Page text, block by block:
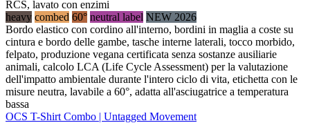
RCS, lavato con enzimi
heavy combed 60° neutral label NEW 2026
Bordo elastico con cordino all'interno, bordini in maglia a coste su
cintura e bordo delle gambe, tasche interne laterali, tocco morbido,
felpato, produzione vegana certificata senza sostanze ausiliarie
animali, calcolo LCA (Life Cycle Assessment) per la valutazione
dell'impatto ambientale durante l'intero ciclo di vita, etichetta con le
misure neutra, lavabile a 60°, adatta all'asciugatrice a temperatura
bassa
OCS T-Shirt Combo | Untagged Movement